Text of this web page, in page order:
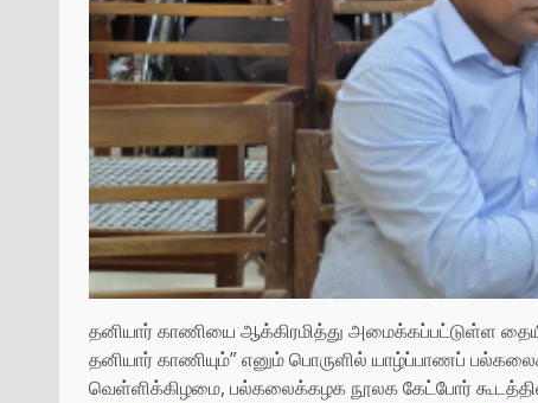
தனியார் காணியை ஆக்கிரமித்து அமைக்கப்பட்டுள்ள
தனியார் காணியும்” எனும் பொருளில் யாழ்ப்பாணப்
வெள்ளிக்கிழமை, பல்கலைக்கழக நூலக கேட்போர்